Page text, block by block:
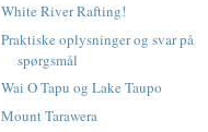
White River Rafting!
Praktiske oplysninger og svar på
spørgsmål
Wai O Tapu og Lake Taupo
Mount Tarawera